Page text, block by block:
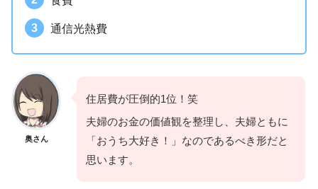
通信光熱費
奥さん
住居費が圧倒的1位！笑
夫婦のお金の価値観を整理し、夫婦ともに
「おうち大好き！」なのであるべき形だと
思います。